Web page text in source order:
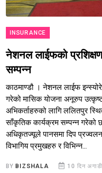
INSURANCE
नेशनल लाईफको
सम्पन्न
काठमाण्डौ । नेशनल लाईफ
गरेको मासिक योजना अनूरुप
अभिकर्ताहरुको लागि ललितपुर
साँकृतिक कार्यक्रम सम्पन्न गरेको
अधिकृतज्यूले पानसमा दिप
विभागिय प्रमुखहरु र विभिन्न...
BY BIZSHALA 10 दिन अगाडी